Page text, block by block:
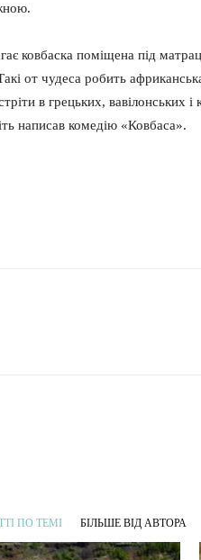
ковбаска поміщена під
от чудеса робить
в грецьких, вавілонських і
написав комедію «Ковбаса».
ПО ТЕМІ БІЛЬШЕ ВІД АВТОРА